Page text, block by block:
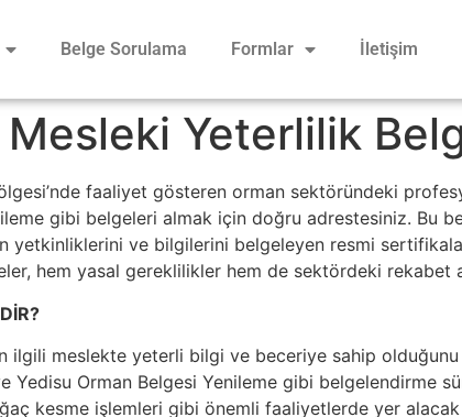
Belge Sorulama Formlar İletişim
Yeterlilik
faaliyet gösteren orman sektöründeki
gibi belgeleri almak için doğru adrestesiniz. Bu
yetkinliklerini ve bilgilerini belgeleyen resmi
hem yasal gereklilikler hem de sektördeki rekabet
ilgili meslekte yeterli bilgi ve beceriye sahip
Yedisu Orman Belgesi Yenileme gibi belgelendirme
kesme işlemleri gibi önemli faaliyetlerde yer